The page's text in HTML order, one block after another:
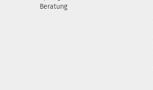
Beratung